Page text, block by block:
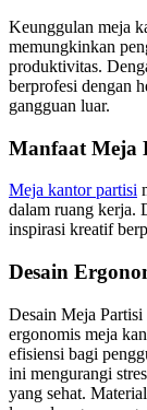
Keunggulan meja
memungkinkan
produktivitas.
berprofesi dengan
gangguan luar.
Manfaat Meja
Meja kantor partisi
dalam ruang kerja.
inspirasi kreatif
Desain
Desain Meja
ergonomis meja
efisiensi bagi
ini mengurangi
yang sehat.